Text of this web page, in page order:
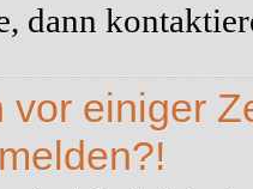
dann
vor einiger